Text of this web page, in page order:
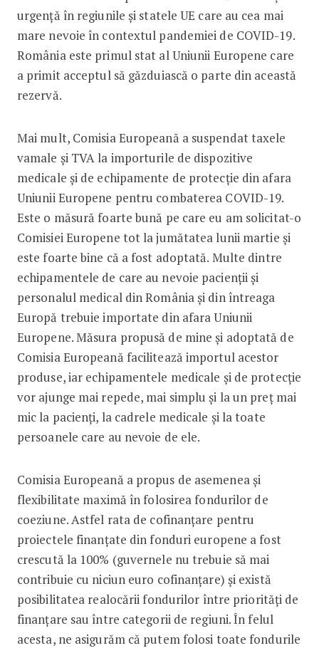
urgență în regiunile și statele UE care au cea mai
mare nevoie în contextul pandemiei de COVID-19.
România este primul stat al Uniunii Europene care
a primit acceptul să găzduiască o parte din această
rezervă.
Mai mult, Comisia Europeană a suspendat taxele
vamale și TVA la importurile de dispozitive
medicale și de echipamente de protecție din afara
Uniunii Europene pentru combaterea COVID-19.
Este o măsură foarte bună pe care eu am solicitat-o
Comisiei Europene tot la jumătatea lunii martie și
este foarte bine că a fost adoptată. Multe dintre
echipamentele de care au nevoie pacienții și
personalul medical din România și din întreaga
Europă trebuie importate din afara Uniunii
Europene. Măsura propusă de mine și adoptată de
Comisia Europeană facilitează importul acestor
produse, iar echipamentele medicale și de protecție
vor ajunge mai repede, mai simplu și la un preț mai
mic la pacienți, la cadrele medicale și la toate
persoanele care au nevoie de ele.
Comisia Europeană a propus de asemenea și
flexibilitate maximă în folosirea fondurilor de
coeziune. Astfel rata de cofinanțare pentru
proiectele finanțate din fonduri europene a fost
crescută la 100% (guvernele nu trebuie să mai
contribuie cu niciun euro cofinanțare) și există
posibilitatea realocării fondurilor între priorități de
finanțare sau între categorii de regiuni. În felul
acesta, ne asigurăm că putem folosi toate fondurile